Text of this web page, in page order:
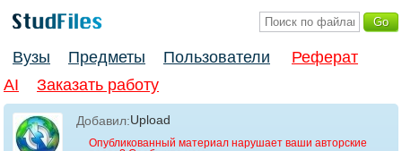
Вузы Предметы Пользователи
Реферат
AI
Заказать работу
Добавил:Upload
Опубликованный материал нарушает ваши авторские